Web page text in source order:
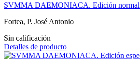
SVMMA DAEMONIACA. Edición normal
Fortea, P. José Antonio
Sin calificación
Detalles de producto